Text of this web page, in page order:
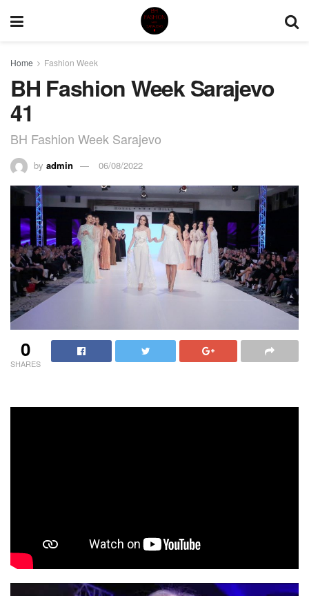
Home Fashion Week
BH Fashion Week Sarajevo
41
BH Fashion Week Sarajevo
by admin 06/08/2022
0
SHARES